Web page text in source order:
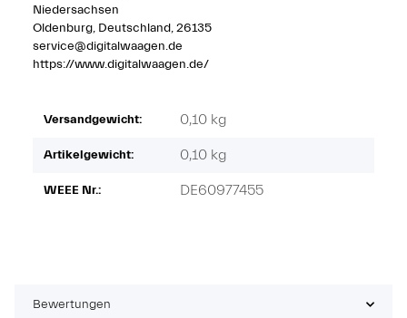
Niedersachsen
Oldenburg, Deutschland, 26135
service@digitalwaagen.de
https://www.digitalwaagen.de/
Versandgewicht: 0,10 kg
Artikelgewicht: 0,10 kg
WEEE Nr.: DE60977455
Bewertungen